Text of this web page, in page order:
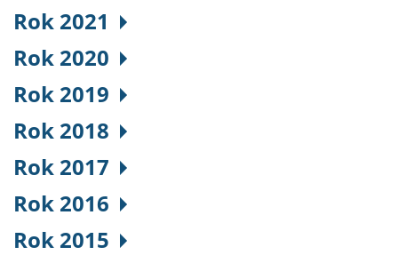
Rok 2021
Rok 2020
Rok 2019
Rok 2018
Rok 2017
Rok 2016
Rok 2015